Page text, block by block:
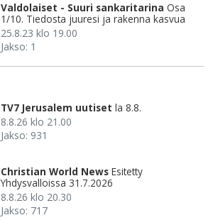
Valdolaiset - Suuri sankaritarina Osa
1/10. Tiedosta juuresi ja rakenna kasvua
25.8.23 klo 19.00
Jakso: 1
TV7 Jerusalem uutiset la 8.8.
8.8.26 klo 21.00
Jakso: 931
Christian World News Esitetty
Yhdysvalloissa 31.7.2026
8.8.26 klo 20.30
Jakso: 717